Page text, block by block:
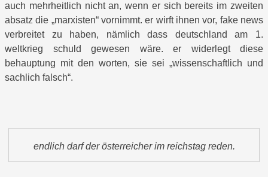
auch mehrheitlich nicht an, wenn er sich bereits im zweiten
absatz die „marxisten“ vornimmt. er wirft ihnen vor, fake news
verbreitet zu haben, nämlich dass deutschland am 1.
weltkrieg schuld gewesen wäre. er widerlegt diese
behauptung mit den worten, sie sei „wissenschaftlich und
sachlich falsch“.
endlich darf der österreicher im reichstag reden.